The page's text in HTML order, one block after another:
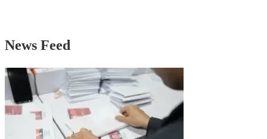
News Feed